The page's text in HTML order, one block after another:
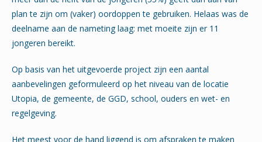
plan te zijn om (vaker) oordoppen te gebruiken. Helaas was de
deelname aan de nameting laag: met moeite zijn er 11
jongeren bereikt.
Op basis van het uitgevoerde project zijn een aantal
aanbevelingen geformuleerd op het niveau van de locatie
Utopia, de gemeente, de GGD, school, ouders en wet- en
regelgeving.
Het meest voor de hand liggend is om afspraken te maken